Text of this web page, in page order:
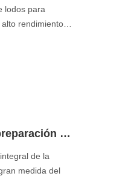
lodos para
rendimiento
componentes
trabajo
Bomba de lodos para la preparación de carbón.
de la
medida del